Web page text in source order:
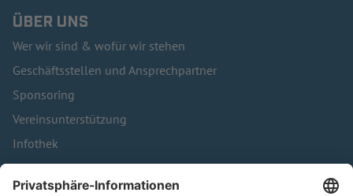
ÜBER UNS
Wer wir sind & wofür wir stehen
Geschäftsstellen und Ansprechpartner
Sponsoring
Vereinsunterstützung
Infothek
Kontakt